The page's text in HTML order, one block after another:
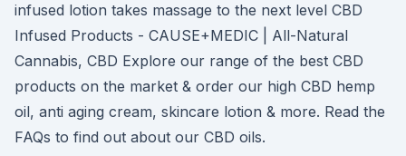
infused lotion takes massage to the next level CBD
Infused Products - CAUSE+MEDIC | All-Natural
Cannabis, CBD Explore our range of the best CBD
products on the market & order our high CBD hemp
oil, anti aging cream, skincare lotion & more. Read the
FAQs to find out about our CBD oils.